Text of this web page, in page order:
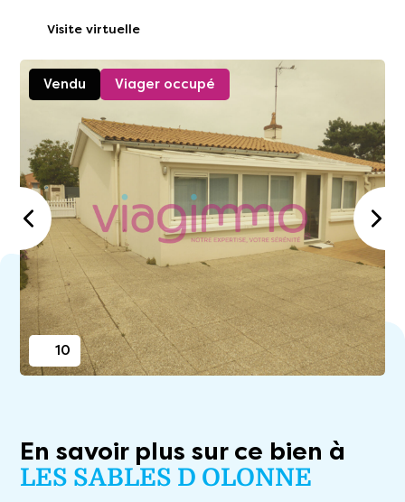
Visite virtuelle
Vendu Viager occupé
10
En savoir plus sur ce bien à
LES SABLES D OLONNE